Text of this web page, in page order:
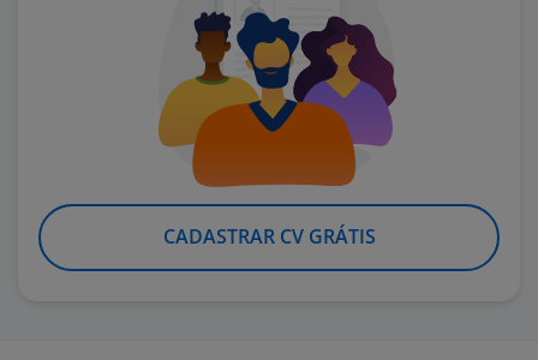
CADASTRAR CV GRÁTIS